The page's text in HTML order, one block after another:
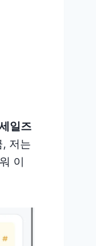
일즈
, 저는
이